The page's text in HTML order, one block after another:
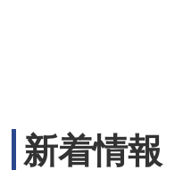
新着情報